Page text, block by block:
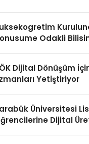
Odakli
Dijital Dönüşüm
Yetiştiriyor
Üniversitesi
Dijital